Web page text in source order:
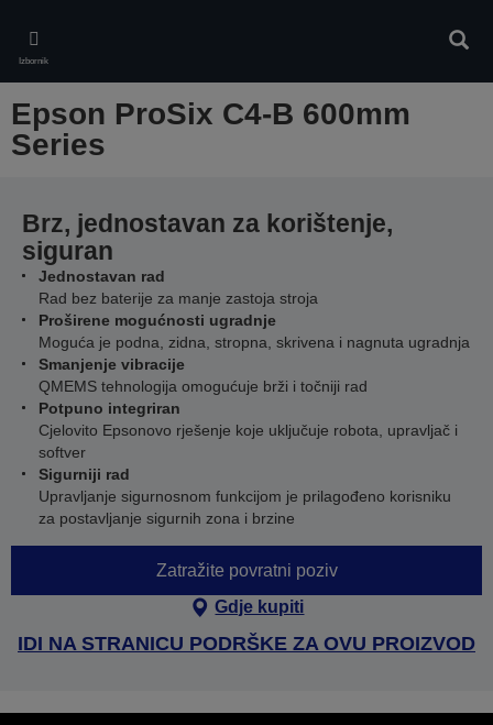
main
content
Izbornik
Epson ProSix C4-B 600mm
Series
Brz, jednostavan za korištenje,
siguran
Jednostavan rad
Rad bez baterije za manje zastoja stroja
Proširene mogućnosti ugradnje
Moguća je podna, zidna, stropna, skrivena i nagnuta ugradnja
Smanjenje vibracije
QMEMS tehnologija omogućuje brži i točniji rad
Potpuno integriran
Cjelovito Epsonovo rješenje koje uključuje robota, upravljač i
softver
Sigurniji rad
Upravljanje sigurnosnom funkcijom je prilagođeno korisniku
za postavljanje sigurnih zona i brzine
Zatražite povratni poziv
Gdje kupiti
IDI NA STRANICU PODRŠKE ZA OVU PROIZVOD